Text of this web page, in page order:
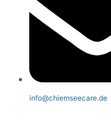
info@chiemseecare.de